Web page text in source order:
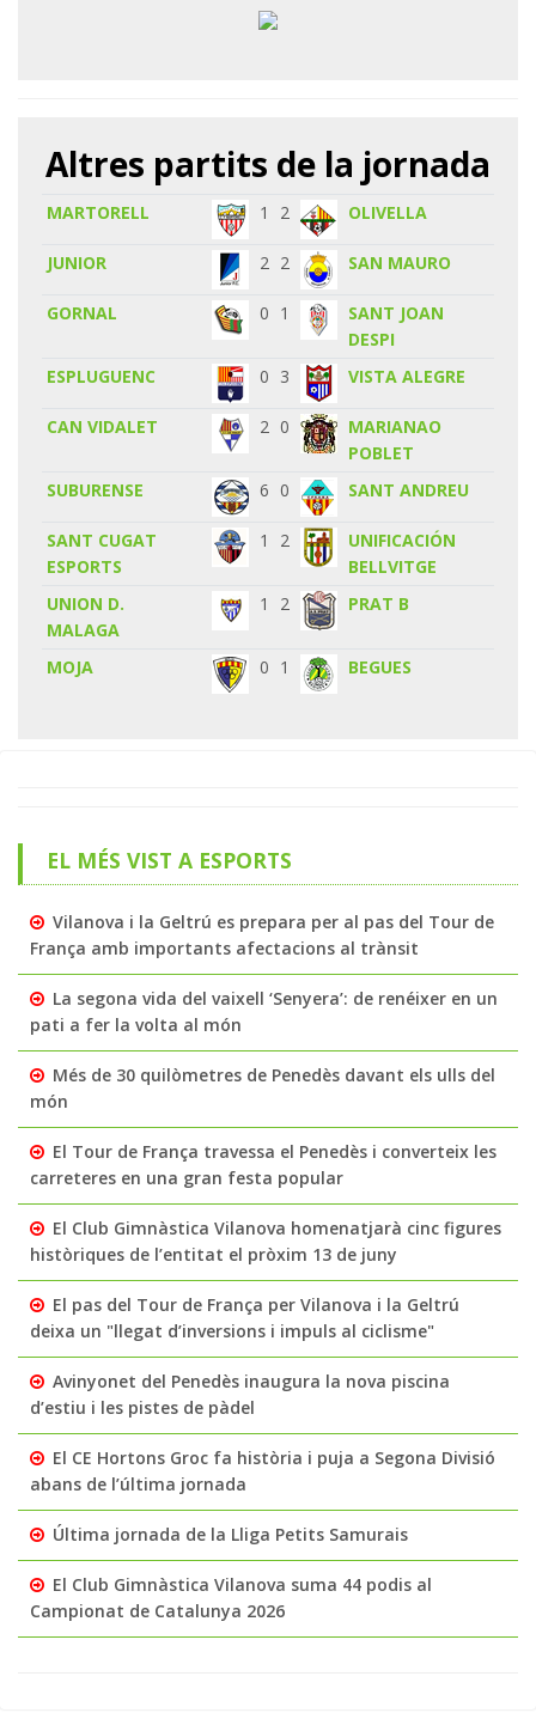
Altres partits de la jornada
MARTORELL 1 2 OLIVELLA
JUNIOR 2 2 SAN MAURO
GORNAL 0 1
SANT JOAN
DESPI
ESPLUGUENC
0 3 VISTA ALEGRE
CAN VIDALET 2 0
MARIANAO
POBLET
SUBURENSE
6 0 SANT ANDREU
SANT CUGAT
ESPORTS
1 2
UNIFICACIÓN
BELLVITGE
UNION D.
MALAGA
1 2 PRAT B
MOJA 0 1 BEGUES
EL MÉS VIST A ESPORTS
Vilanova i la Geltrú es prepara per al pas del Tour de
França amb importants afectacions al trànsit
La segona vida del vaixell ‘Senyera’: de renéixer en un
pati a fer la volta al món
Més de 30 quilòmetres de Penedès davant els ulls del
món
El Tour de França travessa el Penedès i converteix les
carreteres en una gran festa popular
El Club Gimnàstica Vilanova homenatjarà cinc figures
històriques de l’entitat el pròxim 13 de juny
El pas del Tour de França per Vilanova i la Geltrú
deixa un "llegat d’inversions i impuls al ciclisme"
Avinyonet del Penedès inaugura la nova piscina
d’estiu i les pistes de pàdel
El CE Hortons Groc fa història i puja a Segona Divisió
abans de l’última jornada
Última jornada de la Lliga Petits Samurais
El Club Gimnàstica Vilanova suma 44 podis al
Campionat de Catalunya 2026